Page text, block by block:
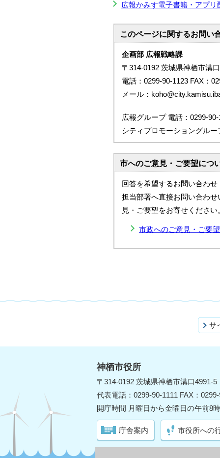
広報かみす電子書籍・アプリ
このページに関するお問い
企画部 広報戦略課
〒314-0192 茨城県神栖市溝
電話：0299-90-1123 FAX：
メール：
広報グループ 電話：0299-90-
シティプロモーショングルー
市へのご意見・ご要望につ
回答を希望するお問い合わ
担当部署へ直接お問い合わ
見・ご要望をお寄せくださ
市政へのご意見・ご要望
サ
神栖市役所
〒314-0192 茨城県神栖市溝口4991-5
代表電話：0299-90-1111 FAX：0299-
開庁時間 月曜日から金曜日の午前8
庁舎案内 市役所への